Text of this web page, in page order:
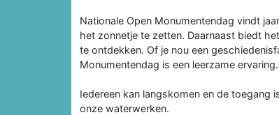
Nationale Open Monumentendag vindt
het zonnetje te zetten. Daarnaast biedt
te ontdekken. Of je nou een
Monumentendag is een leerzame ervaring.
Iedereen kan langskomen en de toegang
onze waterwerken.